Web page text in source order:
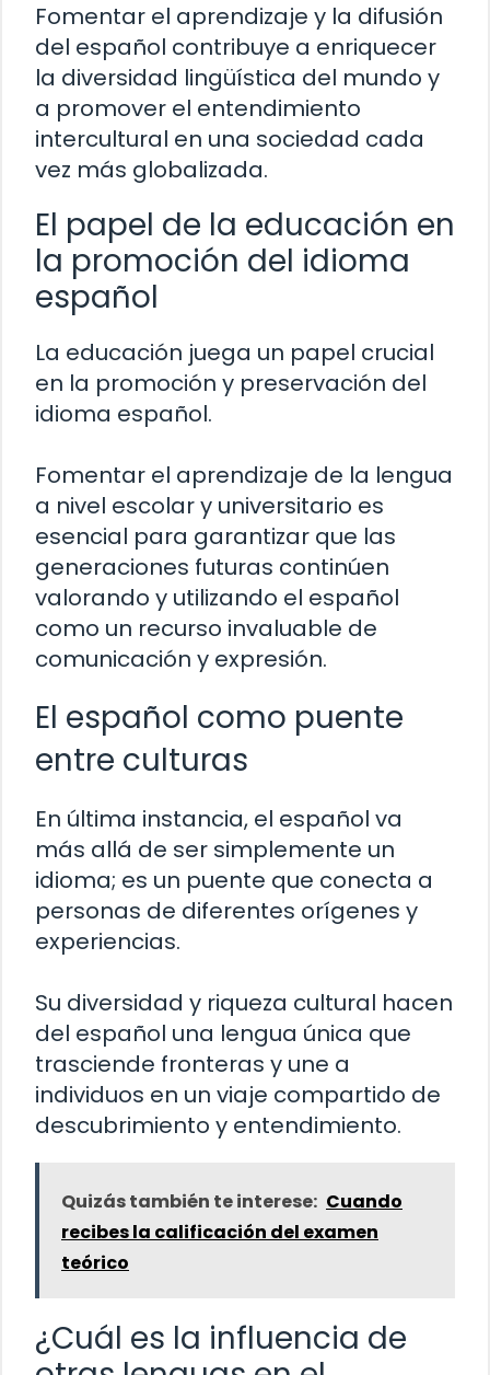
Fomentar el aprendizaje y la difusión
del español contribuye a enriquecer
la diversidad lingüística del mundo y
a promover el entendimiento
intercultural en una sociedad cada
vez más globalizada.
El papel de la educación en
la promoción del idioma
español
La educación juega un papel crucial
en la promoción y preservación del
idioma español.
Fomentar el aprendizaje de la lengua
a nivel escolar y universitario es
esencial para garantizar que las
generaciones futuras continúen
valorando y utilizando el español
como un recurso invaluable de
comunicación y expresión.
El español como puente
entre culturas
En última instancia, el español va
más allá de ser simplemente un
idioma; es un puente que conecta a
personas de diferentes orígenes y
experiencias.
Su diversidad y riqueza cultural hacen
del español una lengua única que
trasciende fronteras y une a
individuos en un viaje compartido de
descubrimiento y entendimiento.
Quizás también te interese: Cuando
recibes la calificación del examen
teórico
¿Cuál es la influencia de